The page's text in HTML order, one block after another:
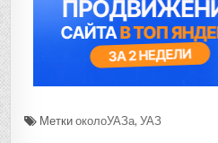
МеткиоколоУАЗа,УАЗ